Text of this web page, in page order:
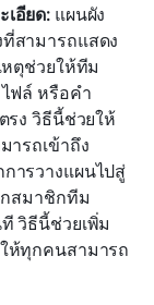
อียด: แผนผัง
สามารถแสดง
หตุช่วยให้ทีม
ฟล์ หรือคำ
รง วิธีนี้ช่วยให้
ารถเข้าถึง
ารวางแผนไปสู่
กสมาชิกทีม
วิธีนี้ช่วยเพิ่ม
ห้ทุกคนสามารถ